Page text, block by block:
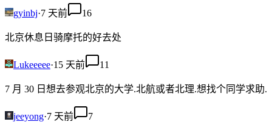
gyinbj·7 天前 16
北京休息日骑摩托的好去处
Lukeeeee·15 天前 11
7 月 30 日想去参观北京的大学.北航或者北理.想找个同学求助.
jeeyong·7 天前 7